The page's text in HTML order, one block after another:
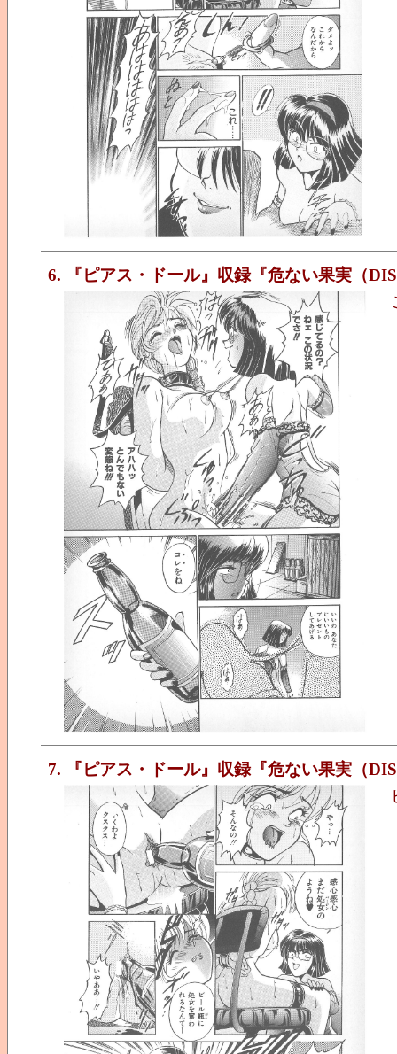
6. 『ピアス・ドール』収録『危ない果実（
7. 『ピアス・ドール』収録『危ない果実（